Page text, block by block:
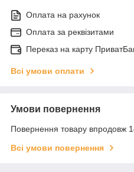
Оплата на рахунок
Оплата за реквізитами
Переказ на карту
Всі умови оплати
Умови повернення
Повернення товару впродовж
Всі умови повернення